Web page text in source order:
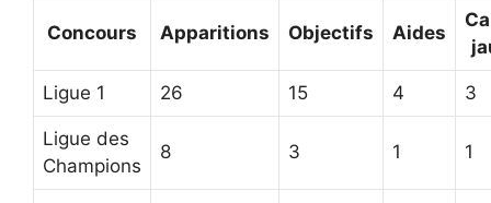
Concours Apparitions Objectifs Aides
Ligue 1 26 15 4 3
Ligue des
Champions
8 3 1 1